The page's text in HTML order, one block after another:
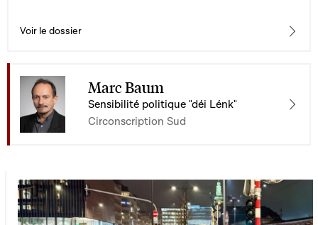
Voir le dossier
Marc Baum
Sensibilité politique "déi Lénk"
Circonscription Sud